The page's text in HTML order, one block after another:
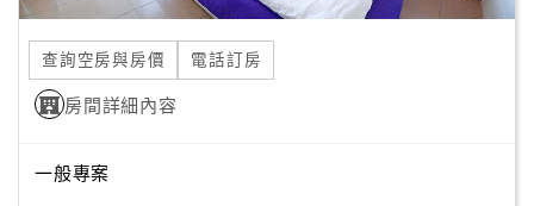
戶
客
服
查詢空房與房價 電話訂房
房間詳細內容
一般專案